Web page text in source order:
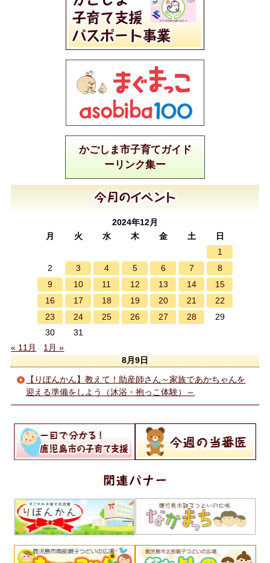
かごしま市子育てガイド
ーリンク集ー
2024年12月
月
火 水 木 金 土
日
1
2
3 4 5 6 7
8
9
10 11 12 13 14
15
16
17 18 19 20 21
22
23
24 25 26 27 28
29
30
31
« 11月
1月 »
8月9日
【りぼんかん】教えて！助産師さん～家族であかちゃんを
迎える準備をしよう（沐浴・抱っこ体験）～